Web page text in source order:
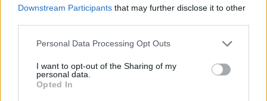
Downstream Participants that may further disclose it to other
Personal Data Processing Opt Outs
I want to opt-out of the Sharing of my
personal data.
Opted In